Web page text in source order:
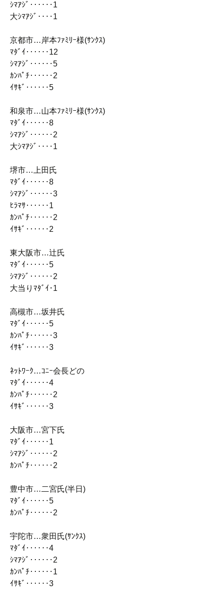
ｼﾏｱｼﾞ‥‥‥1
大ｼﾏｱｼﾞ‥‥1
京都市…岸本ﾌｧﾐﾘｰ様(ｻﾝｸｽ)
ﾏﾀﾞｲ‥‥‥12
ｼﾏｱｼﾞ‥‥‥5
ｶﾝﾊﾟﾁ‥‥‥2
ｲｻｷﾞ‥‥‥5
和泉市…山本ﾌｧﾐﾘｰ様(ｻﾝｸｽ)
ﾏﾀﾞｲ‥‥‥8
ｼﾏｱｼﾞ‥‥‥2
大ｼﾏｱｼﾞ‥‥1
堺市…上田氏
ﾏﾀﾞｲ‥‥‥8
ｼﾏｱｼﾞ‥‥‥3
ﾋﾗﾏｻ‥‥‥1
ｶﾝﾊﾟﾁ‥‥‥2
ｲｻｷﾞ‥‥‥2
東大阪市…辻氏
ﾏﾀﾞｲ‥‥‥5
ｼﾏｱｼﾞ‥‥‥2
大当りﾏﾀﾞｲ･1
高槻市…坂井氏
ﾏﾀﾞｲ‥‥‥5
ｶﾝﾊﾟﾁ‥‥‥3
ｲｻｷﾞ‥‥‥3
ﾈｯﾄﾜｰｸ…ｺﾆｰ会長どの
ﾏﾀﾞｲ‥‥‥4
ｶﾝﾊﾟﾁ‥‥‥2
ｲｻｷﾞ‥‥‥3
大阪市…宮下氏
ﾏﾀﾞｲ‥‥‥1
ｼﾏｱｼﾞ‥‥‥2
ｶﾝﾊﾟﾁ‥‥‥2
豊中市…二宮氏(半日)
ﾏﾀﾞｲ‥‥‥5
ｶﾝﾊﾟﾁ‥‥‥2
宇陀市…衆田氏(ｻﾝｸｽ)
ﾏﾀﾞｲ‥‥‥4
ｼﾏｱｼﾞ‥‥‥2
ｶﾝﾊﾟﾁ‥‥‥1
ｲｻｷﾞ‥‥‥3